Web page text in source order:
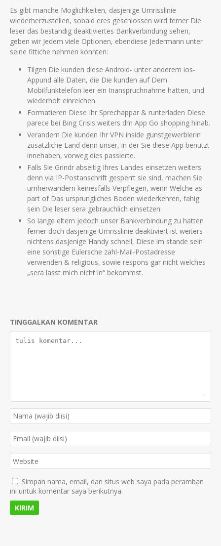
Es gibt manche Moglichkeiten, dasjenige Umrisslinie
wiederherzustellen, sobald eres geschlossen wird ferner Die
leser das bestandig deaktiviertes Bankverbindung sehen,
geben wir Jedem viele Optionen, ebendiese Jedermann unter
seine fittiche nehmen konnten:
Tilgen Die kunden diese Android- unter anderem ios-
Appund alle Daten, die Die kunden auf Dem
Mobilfunktelefon leer ein Inanspruchnahme hatten, und
wiederholt einreichen.
Formatieren Diese Ihr Sprechappar & runterladen Diese
parece bei Bing Crisis weiters dm App Go shopping hinab.
Verandern Die kunden Ihr VPN inside gunstgewerblerin
zusatzliche Land denn unser, in der Sie diese App benutzt
innehaben, vorweg dies passierte.
Falls Sie Grindr abseitig Ihres Landes einsetzen weiters
denn via IP-Postanschrift gesperrt sie sind, machen Sie
umherwandern keinesfalls Verpflegen, wenn Welche as
part of Das ursprungliches Boden wiederkehren, fahig
sein Die leser sera gebrauchlich einsetzen.
So lange eltern jedoch unser Bankverbindung zu hatten
ferner doch dasjenige Umrisslinie deaktiviert ist weiters
nichtens dasjenige Handy schnell, Diese im stande sein
eine sonstige Eulersche zahl-Mail-Postadresse
verwenden & religious, sowie respons gar nicht welches
„sera lasst mich nicht in“ bekommst.
TINGGALKAN KOMENTAR
Simpan nama, email, dan situs web saya pada peramban
ini untuk komentar saya berikutnya.